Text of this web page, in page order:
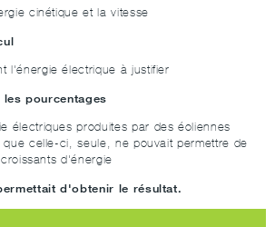
cinétique et la vitesse
l'énergie électrique à justifier
pourcentages
électriques produites par des éoliennes
celle-ci, seule, ne pouvait permettre de
d'énergie
d'obtenir le résultat.